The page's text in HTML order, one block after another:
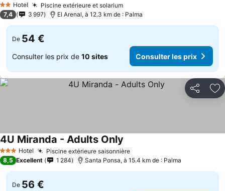
2 Étoiles
Hotel Piscine extérieure et solarium
7,4 3 997 El Arenal, à 12.3 km de : Palma
De 54 €
Consulter les prix de 10 sites Consulter les prix
Partager
3 ÉtoilesHotel Piscine extérieure saisonnière
4U Miranda - Adults Only
8,5 Excellent 1 284 Santa Ponsa, à 15.4 km de : Palma
De 56 €